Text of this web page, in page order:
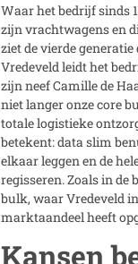
Waar het bedrijf sinds
zijn vrachtwagens en
ziet de vierde
Vredeveld leidt het
zijn neef Camille de
niet langer onze core
totale logistieke
betekent: data slim
elkaar leggen en de
regisseren. Zoals in de
bulk, waar Vredeveld
marktaandeel heeft
Kansen